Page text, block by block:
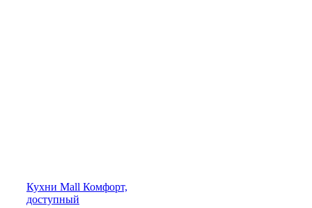
Кухни Mall Комфорт,
доступный